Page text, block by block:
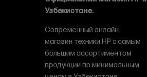
Узбекистане.
Современный онлайн
магазин техники HP с самым
большим ассортиментом
продукции по минимальным